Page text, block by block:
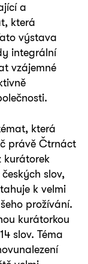
a
která
výstava
integrální
vzájemné
která
právě Čtrnáct
kurátorek
slov,
k velmi
prožívání.
kurátorkou
slov. Téma